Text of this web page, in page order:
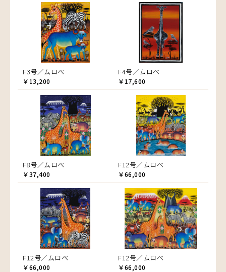
F3号／ムロペ
￥13,200
F4号／ムロペ
￥17,600
F8号／ムロペ
￥37,400
F12号／ムロペ
￥66,000
F12号／ムロペ
￥66,000
F12号／ムロペ
￥66,000